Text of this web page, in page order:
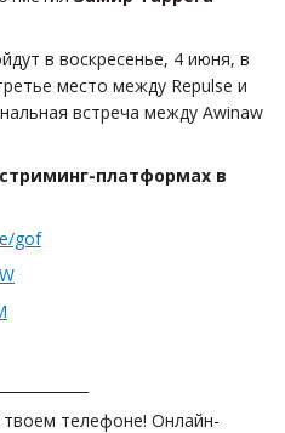
в воскресенье, 4 июня, в
место между Repulse и
встреча между Awinaw
платформах в
gof
телефоне! Онлайн-